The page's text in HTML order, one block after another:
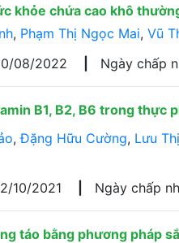
khỏe chứa cao khô
, Phạm Thị Ngọc Mai, Vũ
08/2022 Ngày chấp
B1, B2, B6 trong thực
,Đặng Hữu Cường, Lưu
10/2021 Ngày chấp
táo bằng phương pháp